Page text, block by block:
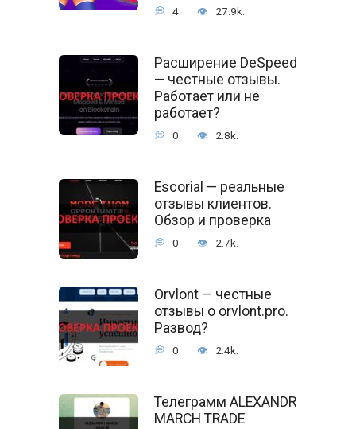
4 27.9k.
Расширение DeSpeed
— честные отзывы.
Работает или не
работает?
0 2.8k.
Escorial — реальные
отзывы клиентов.
Обзор и проверка
0 2.7k.
Orvlont — честные
отзывы о orvlont.pro.
Развод?
0 2.4k.
Телеграмм ALEXANDR
MARCH TRADE